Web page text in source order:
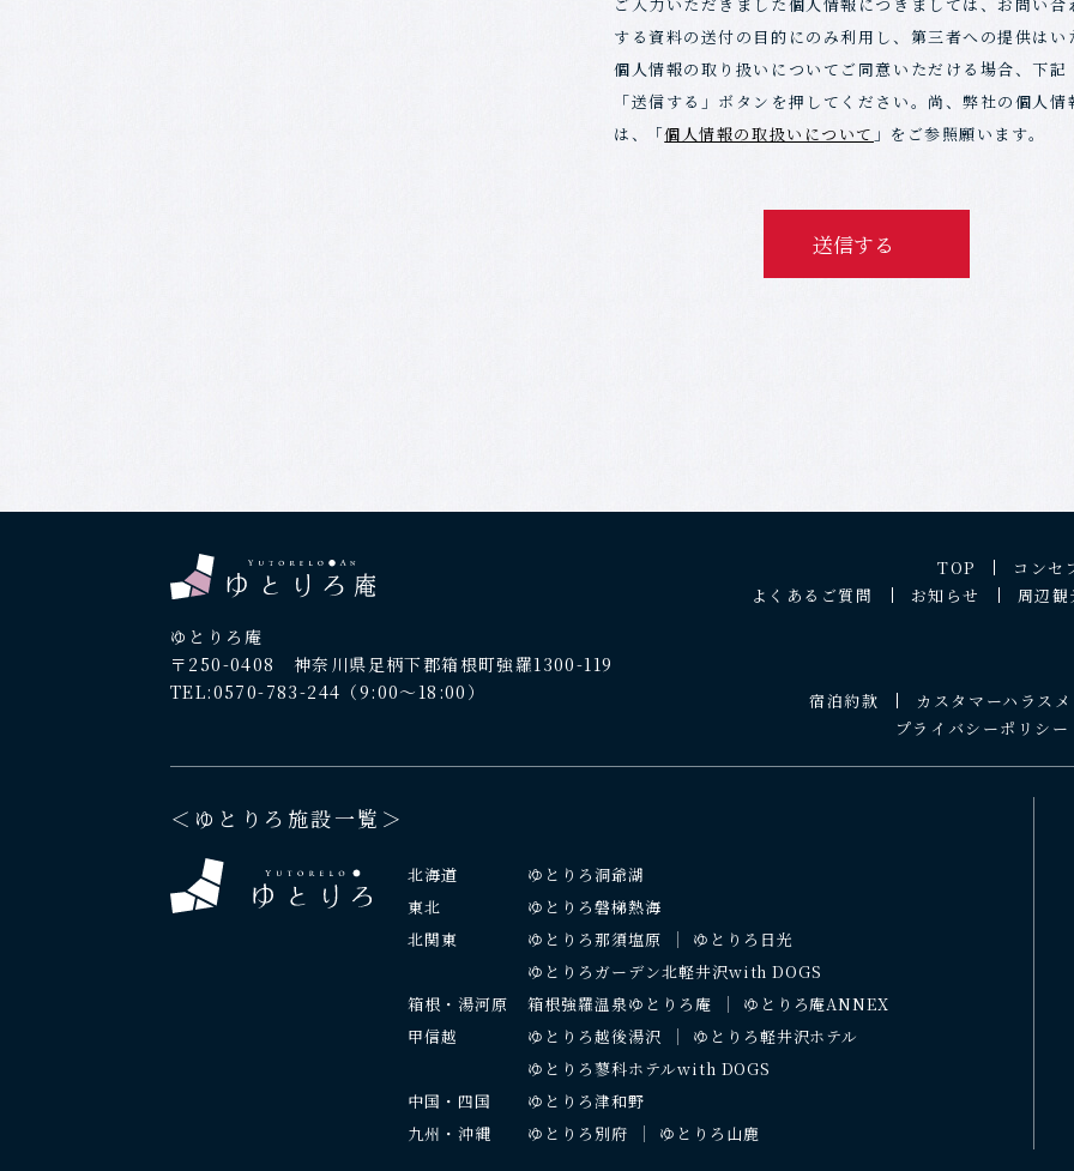
する資料の送付の目的にのみ利用し、第三者への提供は
個人情報の取り扱いについてご同意いただける場合、下
「送信する」ボタンを押してください。尚、弊社の個人
は、 ｢個人情報の取扱いについて ｣ をご参照願います。
送信する
ゆとりろ庵
〒250-0408 神奈川県足柄下郡箱根町強羅1300-119
TEL:0570-783-244 （9:00～18:00）
TOP
コンセ
よくあるご質問
お知らせ 周辺観
宿泊約款
カスタマーハラス
プライバシーポリシー
＜ゆとりろ施設一覧＞
北海道
ゆとりろ洞爺湖
東北
ゆとりろ磐梯熱海
北関東
ゆとりろ那須塩原
ゆとりろ日光
ゆとりろガーデン北軽井沢with DOGS
箱根・湯河原
箱根強羅温泉ゆとりろ庵
ゆとりろ庵ANNEX
甲信越
ゆとりろ越後湯沢
ゆとりろ軽井沢ホテル
ゆとりろ蓼科ホテルwith DOGS
中国・四国
ゆとりろ津和野
九州・沖縄
ゆとりろ別府 ゆとりろ山鹿